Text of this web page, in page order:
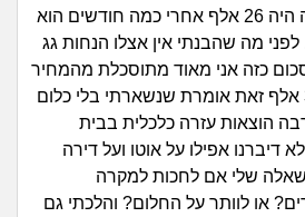
הורות ומשפחה
מתבגרים
מהבקו"ם... ועד מתי?!
לימודים וסטודנטים
ועולים כשפניתי אליו זה היה 26 אלף אחרי כמה חודשים הוא
פלוס.. לפני מה שהבנתי אין אצלו הנחות גג
כזה אני מאוד מתוסכלת מהמחיר
מבחינת כסף יש לי 38 אלף זאת אומרת שנשארתי בלי כלום
הוצאות עזרה כלכלית בבית
דיברנו אפילו על אוטו ועל דירה
שלי אם לחכות למקרה
או לוותר על החלום? והלכתי גם